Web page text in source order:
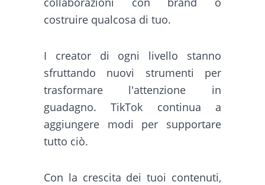
costruire qualcosa di tuo.
I creator di ogni livello stanno
sfruttando nuovi strumenti per
trasformare l'attenzione in
guadagno. TikTok continua a
aggiungere modi per supportare
tutto ciò.
Con la crescita dei tuoi contenuti,